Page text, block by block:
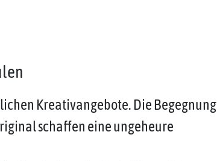
Kreativangebote. Die Begegnung
schaffen eine ungeheure